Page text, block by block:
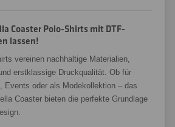
Coaster Polo-Shirts mit DTF-
lassen!
vereinen nachhaltige Materialien,
erstklassige Druckqualität. Ob für
Events oder als Modekollektion – das
Coaster bieten die perfekte Grundlage